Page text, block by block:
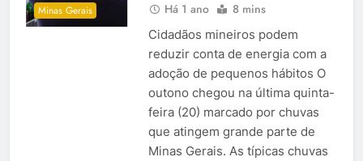
Minas Gerais Há 1 ano 8 mins
Cidadãos mineiros podem
reduzir conta de energia com a
adoção de pequenos hábitos O
outono chegou na última quinta-
feira (20) marcado por chuvas
que atingem grande parte de
Minas Gerais. As típicas chuvas